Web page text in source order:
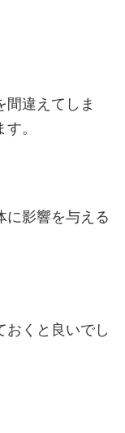
間違えてしま
。
に影響を与える
おくと良いでし